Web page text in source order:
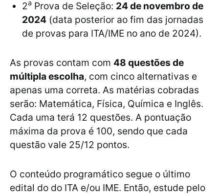
2a Prova de Seleção: 24 de novembro de
2024 (data posterior ao fim das jornadas
de provas para ITA/IME no ano de 2024).
As provas contam com 48 questões de
múltipla escolha, com cinco alternativas e
apenas uma correta. As matérias cobradas
serão: Matemática, Física, Química e Inglês.
Cada uma terá 12 questões. A pontuação
máxima da prova é 100, sendo que cada
questão vale 25/12 pontos.
O conteúdo programático segue o último
edital do do ITA e/ou IME. Então, estude pelo